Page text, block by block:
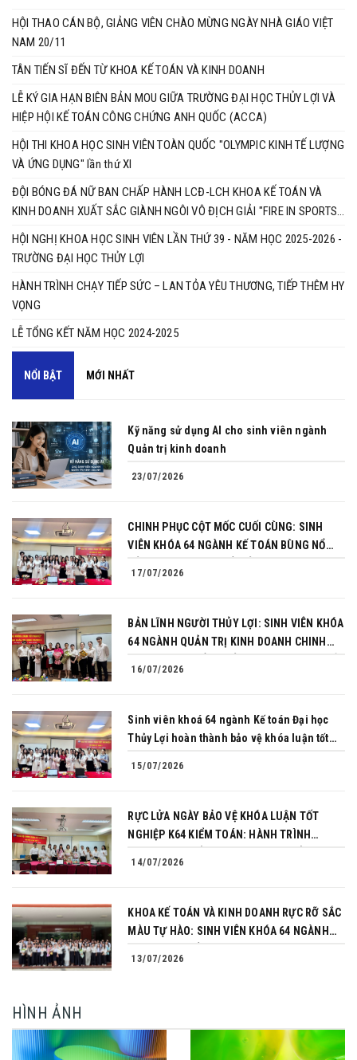
HỘI THAO CÁN BỘ, GIẢNG VIÊN CHÀO MỪNG NGÀY NHÀ GIÁO VIỆT
NAM 20/11
TÂN TIẾN SĨ ĐẾN TỪ KHOA KẾ TOÁN VÀ KINH DOANH
LỄ KÝ GIA HẠN BIÊN BẢN MOU GIỮA TRƯỜNG ĐẠI HỌC THỦY LỢI VÀ
HIỆP HỘI KẾ TOÁN CÔNG CHỨNG ANH QUỐC (ACCA)
HỘI THI KHOA HỌC SINH VIÊN TOÀN QUỐC "OLYMPIC KINH TẾ LƯỢNG
VÀ ỨNG DỤNG" lần thứ XI
ĐỘI BÓNG ĐÁ NỮ BAN CHẤP HÀNH LCĐ-LCH KHOA KẾ TOÁN VÀ
KINH DOANH XUẤT SẮC GIÀNH NGÔI VÔ ĐỊCH GIẢI "FIRE IN SPORTS
2025"
HỘI NGHỊ KHOA HỌC SINH VIÊN LẦN THỨ 39 - NĂM HỌC 2025-2026 -
TRƯỜNG ĐẠI HỌC THỦY LỢI ​​​​​​​
HÀNH TRÌNH CHẠY TIẾP SỨC – LAN TỎA YÊU THƯƠNG, TIẾP THÊM HY
VỌNG
LỄ TỔNG KẾT NĂM HỌC 2024-2025
NỔI BẬT MỚI NHẤT
Kỹ năng sử dụng AI cho sinh viên ngành
Quản trị kinh doanh
23/07/2026
CHINH PHỤC CỘT MỐC CUỐI CÙNG: SINH
VIÊN KHÓA 64 NGÀNH KẾ TOÁN BÙNG NỔ
17/07/2026
BẢN LĨNH NGƯỜI THỦY LỢI: SINH VIÊN KHÓA
64 NGÀNH QUẢN TRỊ KINH DOANH CHINH
16/07/2026
Sinh viên khoá 64 ngành Kế toán Đại học
Thủy Lợi hoàn thành bảo vệ khóa luận tốt
15/07/2026
RỰC LỬA NGÀY BẢO VỆ KHÓA LUẬN TỐT
NGHIỆP K64 KIỂM TOÁN: HÀNH TRÌNH
14/07/2026
KHOA KẾ TOÁN VÀ KINH DOANH RỰC RỠ SẮC
MÀU TỰ HÀO: SINH VIÊN KHÓA 64 NGÀNH
13/07/2026
HÌNH ẢNH